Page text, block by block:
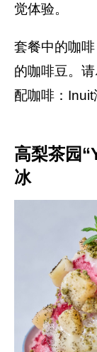
觉体验。
套餐中的咖
的咖啡豆。
配咖啡：Inuit
高梨茶园
冰